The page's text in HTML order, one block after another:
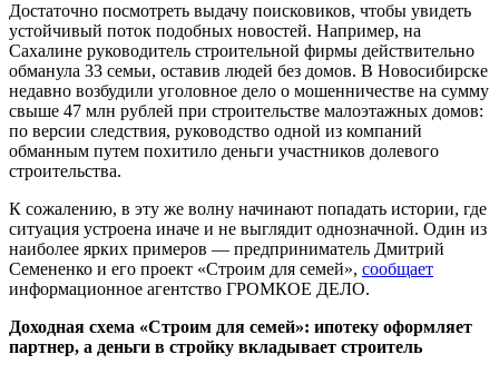
Достаточно посмотреть выдачу поисковиков, чтобы увидеть
устойчивый поток подобных новостей. Например, на
Сахалине руководитель строительной фирмы действительно
обманула 33 семьи, оставив людей без домов. В Новосибирске
недавно возбудили уголовное дело о мошенничестве на сумму
свыше 47 млн рублей при строительстве малоэтажных домов:
по версии следствия, руководство одной из компаний
обманным путем похитило деньги участников долевого
строительства.
К сожалению, в эту же волну начинают попадать истории, где
ситуация устроена иначе и не выглядит однозначной. Один из
наиболее ярких примеров — предприниматель Дмитрий
Семененко и его проект «Строим для семей», сообщает
информационное агентство ГРОМКОЕ ДЕЛО.
Доходная схема «Строим для семей»: ипотеку оформляет
партнер, а деньги в стройку вкладывает строитель